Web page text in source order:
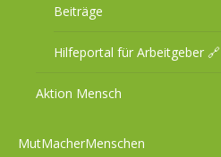
Beiträge
Hilfeportal für Arbeitgeber 🔗
Aktion Mensch
MutMacherMenschen